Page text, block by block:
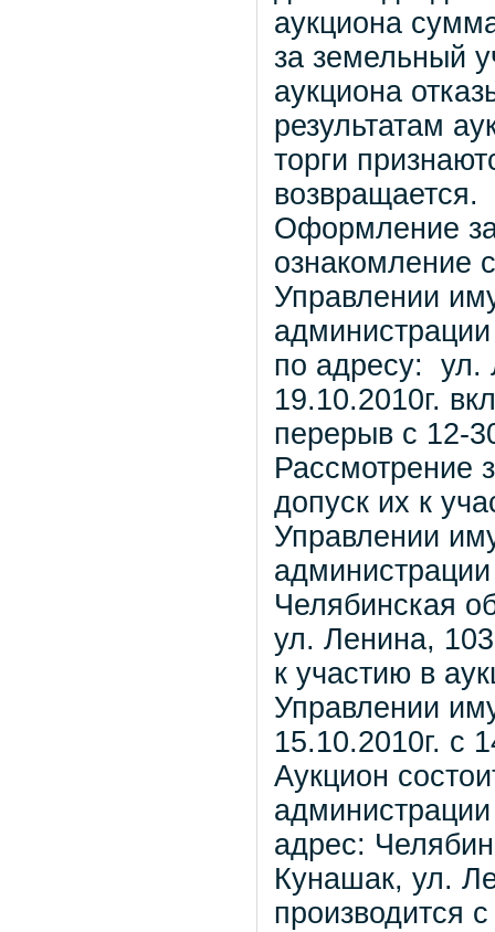
аукциона
за земельный
аукциона
результатам
торги
возвращается.
Оформление
ознакомление
Управлении
по адресу: ул.
19.10.2010г.
перерыв с 12-
Рассмотрение
допуск их к
Управлении
Челябинская
ул. Ленина,
к участию в
Управлении
15.10.2010г. с
Аукцион
адрес:
Кунашак, ул.
производится